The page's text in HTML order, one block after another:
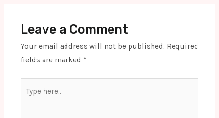
Leave a Comment
Your email address will not be published. Required
fields are marked *
here..